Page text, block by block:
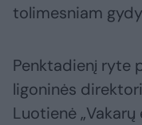
tolimesniam
Penktadienį ryte
ligoninės
Luotienė